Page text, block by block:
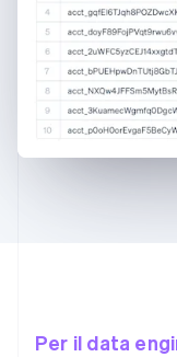
Per il data